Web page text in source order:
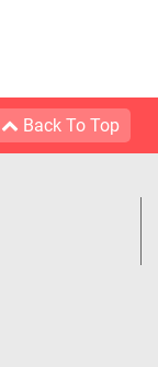
Back To Top